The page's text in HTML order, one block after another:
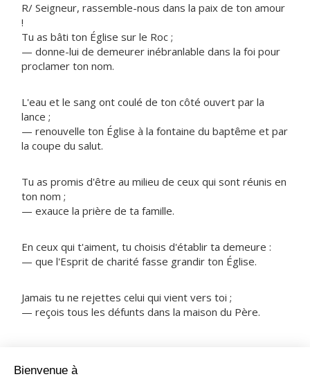
R/ Seigneur, rassemble-nous dans la paix de ton amour
!
Tu as bâti ton Église sur le Roc ;
— donne-lui de demeurer inébranlable dans la foi pour
proclamer ton nom.
L'eau et le sang ont coulé de ton côté ouvert par la
lance ;
— renouvelle ton Église à la fontaine du baptême et par
la coupe du salut.
Tu as promis d'être au milieu de ceux qui sont réunis en
ton nom ;
— exauce la prière de ta famille.
En ceux qui t'aiment, tu choisis d'établir ta demeure :
— que l'Esprit de charité fasse grandir ton Église.
Jamais tu ne rejettes celui qui vient vers toi ;
— reçois tous les défunts dans la maison du Père.